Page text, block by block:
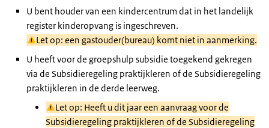
U bent houder van een kindercentrum dat in het landelijk
register kinderopvang is ingeschreven.
Let op: een gastouder(bureau) komt niet in aanmerking.
U heeft voor de groepshulp subsidie toegekend gekregen
via de Subsidieregeling praktijkleren of de Subsidieregeling
praktijkleren in de derde leerweg.
Let op: Heeft u dit jaar een aanvraag voor de
Subsidieregeling praktijkleren of de Subsidieregeling